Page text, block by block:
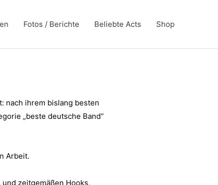
Fotos / Berichte Beliebte Acts Shop
nach ihrem bislang besten
„beste deutsche Band“
Arbeit.
zeitgemäßen Hooks,